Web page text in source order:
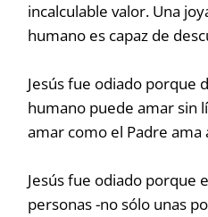
incalculable valor. Una
humano es capaz de
Jesús fue odiado porque
humano puede amar sin
amar como el Padre ama
Jesús fue odiado porque
personas -no sólo unas